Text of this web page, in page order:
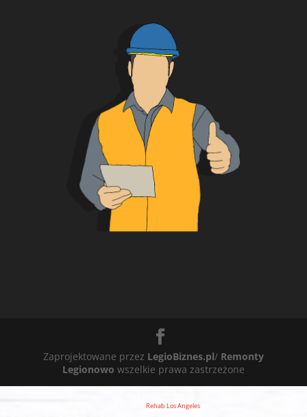
Zaprojektowane przez LegioBiznes.pl/ Remonty
Legionowo wszelkie prawa zastrzeżone
Rehab Los Angeles